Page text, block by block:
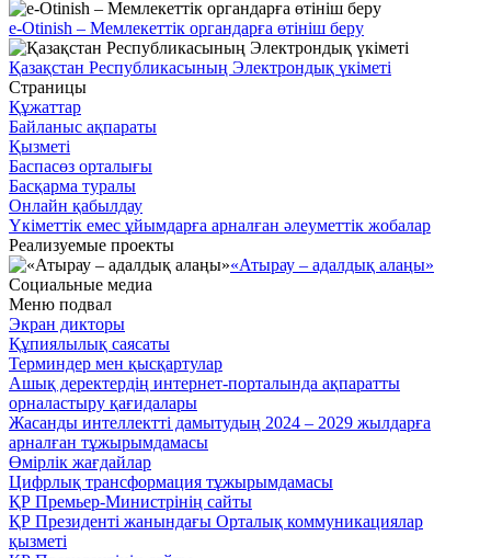
e-Otinish – Мемлекеттік органдарға өтініш беру
Қазақстан Республикасының Электрондық үкіметі
Страницы
Құжаттар
Байланыс ақпараты
Қызметі
Баспасөз орталығы
Басқарма туралы
Онлайн қабылдау
Үкіметтік емес ұйымдарға арналған әлеуметтік жобалар
Реализуемые проекты
«Атырау – адалдық алаңы»
Социальные медиа
Меню подвал
Экран дикторы
Құпиялылық саясаты
Терминдер мен қысқартулар
Ашық деректердің интернет-порталында ақпаратты
орналастыру қағидалары
Жасанды интеллектті дамытудың 2024 – 2029 жылдарға
арналған тұжырымдамасы
Өмірлік жағдайлар
Цифрлық трансформация тұжырымдамасы
ҚР Премьер-Министрінің сайты
ҚР Президенті жанындағы Орталық коммуникациялар
қызметі